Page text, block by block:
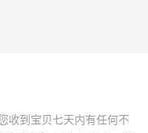
收到宝贝七天内有任何不